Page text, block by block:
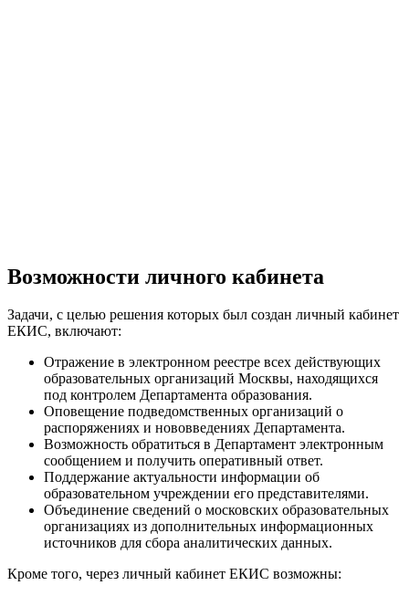
Возможности личного кабинета
Задачи, с целью решения которых был создан личный кабинет
ЕКИС, включают:
Отражение в электронном реестре всех действующих
образовательных организаций Москвы, находящихся
под контролем Департамента образования.
Оповещение подведомственных организаций о
распоряжениях и нововведениях Департамента.
Возможность обратиться в Департамент электронным
сообщением и получить оперативный ответ.
Поддержание актуальности информации об
образовательном учреждении его представителями.
Объединение сведений о московских образовательных
организациях из дополнительных информационных
источников для сбора аналитических данных.
Кроме того, через личный кабинет ЕКИС возможны: